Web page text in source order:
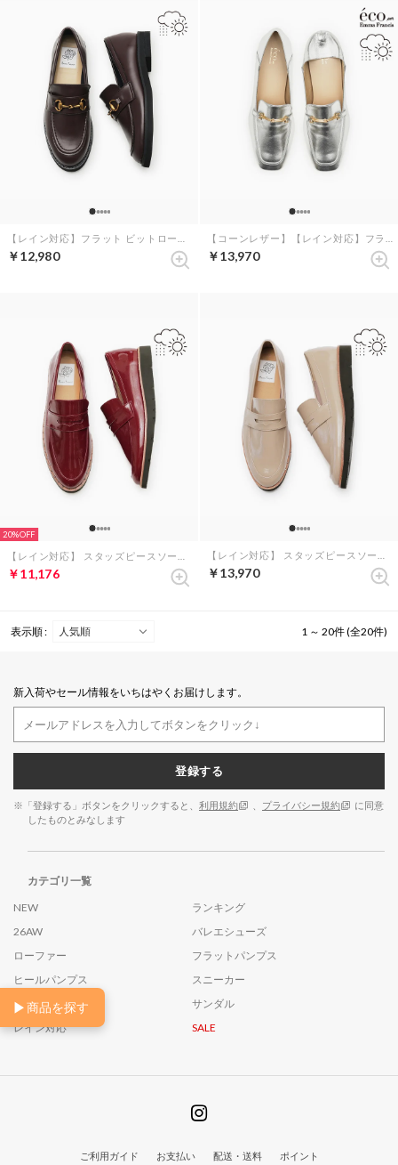
▶商品を探す
￥12,980 ￥13,970
20%
￥11,176 ￥13,970
表示順 : 1 ～ 20件 (全20件)
新入荷やセール情報をいちはやくお届けします。
登録する
※「登録する」ボタンをクリックすると、 利用規約 プライバシー規約
に同意
したものとみなします
カテゴリ一覧
NEW
ランキング
26AW
バレエシューズ
ローファー
フラットパンプス
ヒールパンプス
スニーカー
ブーツ
サンダル
レイン対応
SALE
ご利用ガイド お支払い 配送・送料 ポイント